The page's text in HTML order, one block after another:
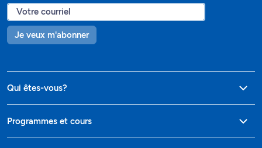
Je veux m'abonner
Qui êtes-vous?
Programmes et cours